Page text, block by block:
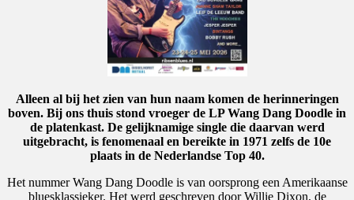
Alleen al bij het zien van hun naam komen de herinneringen
boven. Bij ons thuis stond vroeger de LP Wang Dang Doodle in
de platenkast. De gelijknamige single die daarvan werd
uitgebracht, is fenomenaal en bereikte in 1971 zelfs de 10e
plaats in de Nederlandse Top 40.
Het nummer Wang Dang Doodle is van oorsprong een Amerikaanse
bluesklassieker. Het werd geschreven door Willie Dixon, de